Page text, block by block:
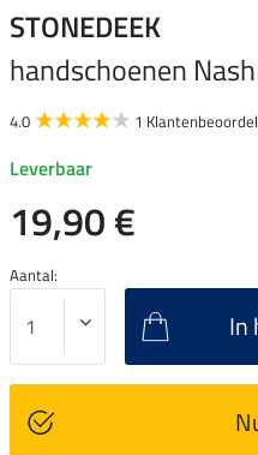
STONEDEEK
handschoenen Nash
4.0 1
Leverbaar
19,90 €
Aantal:
In